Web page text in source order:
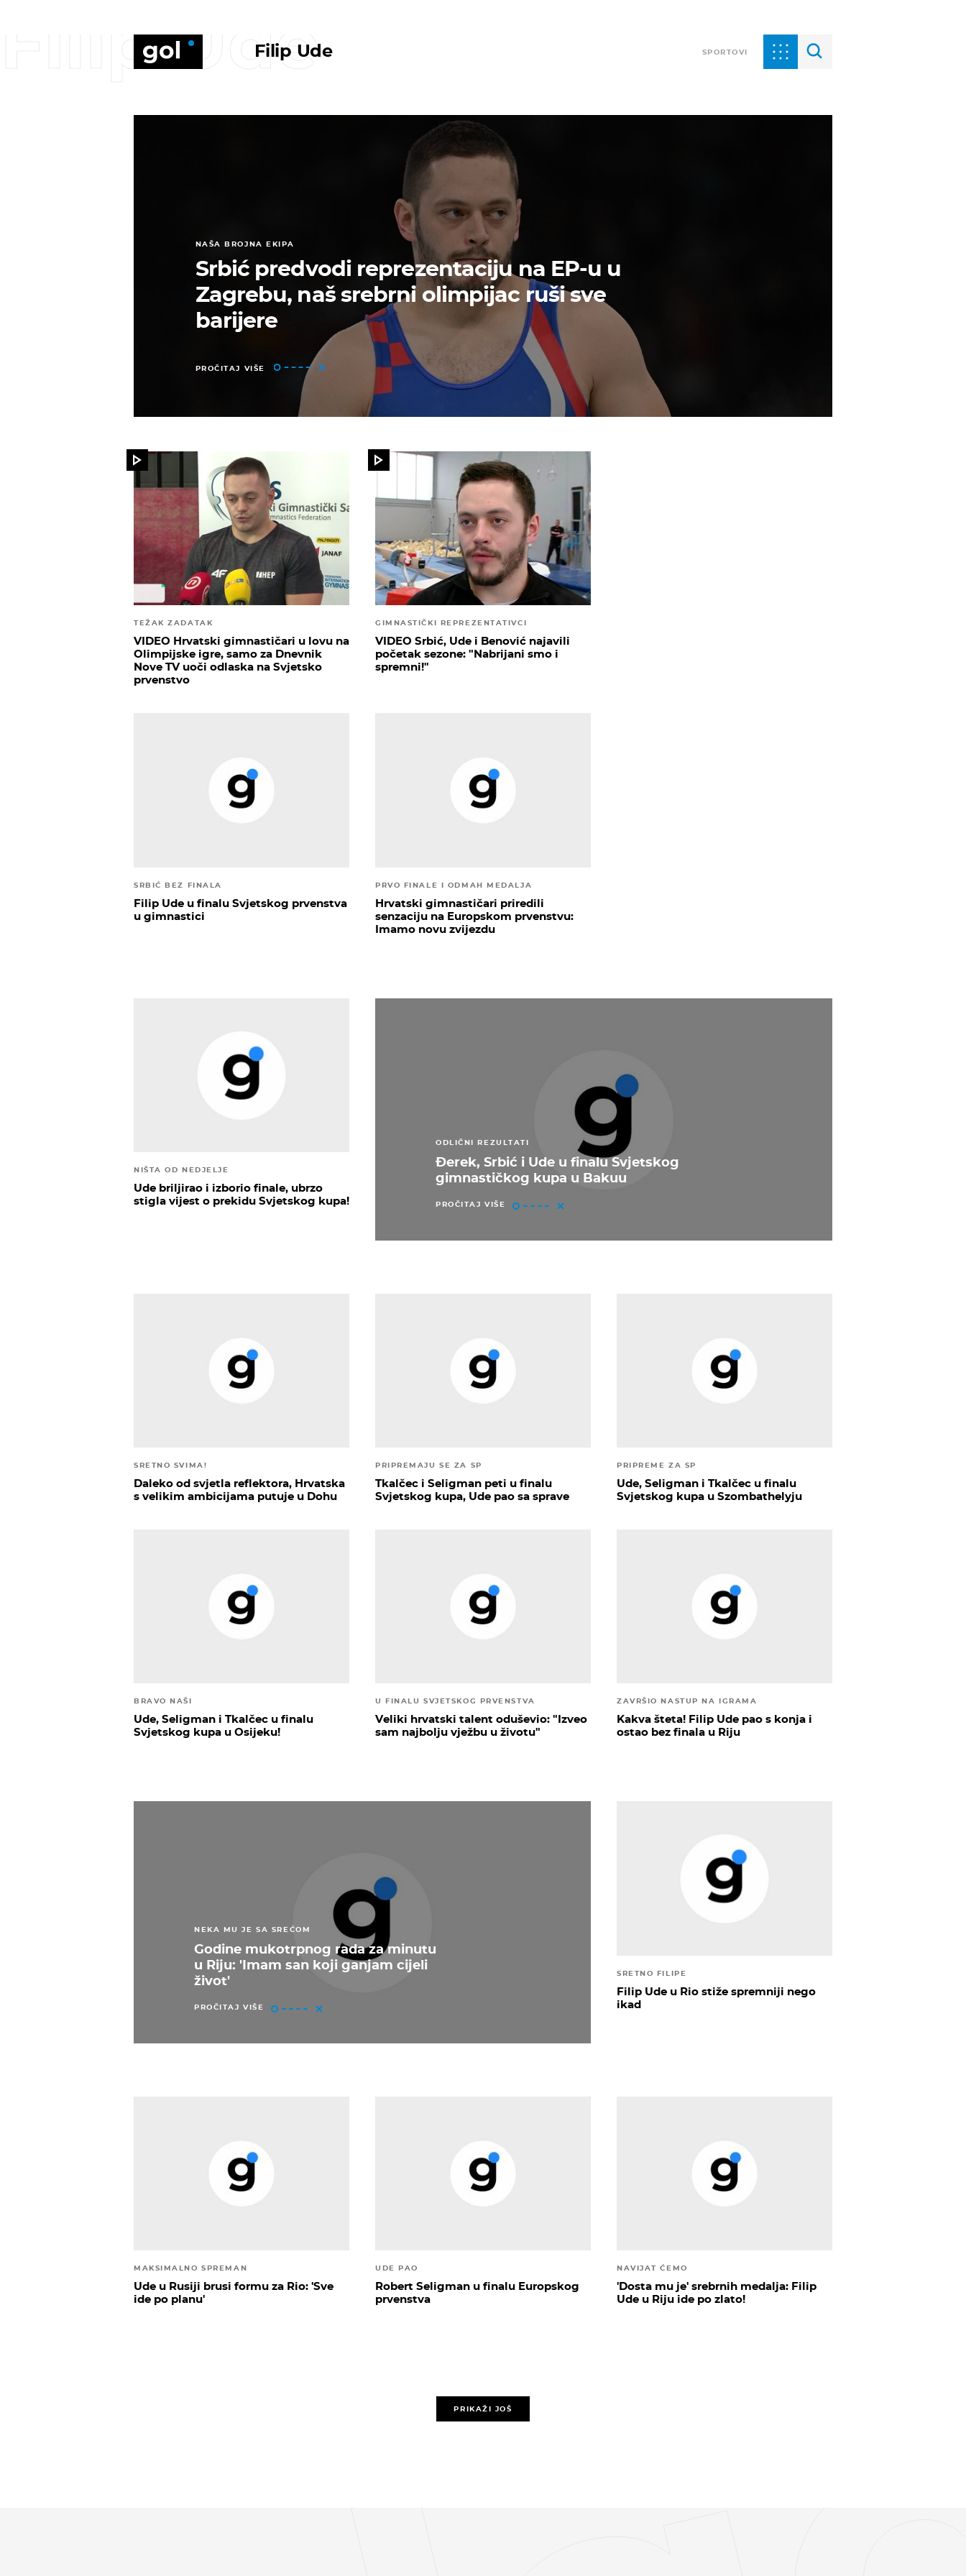
Filip Ude SPORTOVI
Filip Ude
NAŠA BROJNA EKIPA
Srbić predvodi reprezentaciju na EP-u u
Zagrebu, naš srebrni olimpijac ruši sve
barijere
PROČITAJ VIŠE
TEŽAK ZADATAK
VIDEO Hrvatski gimnastičari u lovu na
Olimpijske igre, samo za Dnevnik
Nove TV uoči odlaska na Svjetsko
prvenstvo
GIMNASTIČKI REPREZENTATIVCI
VIDEO Srbić, Ude i Benović najavili
početak sezone: "Nabrijani smo i
spremni!"
SRBIĆ BEZ FINALA
Filip Ude u finalu Svjetskog prvenstva
u gimnastici
PRVO FINALE I ODMAH MEDALJA
Hrvatski gimnastičari priredili
senzaciju na Europskom prvenstvu:
Imamo novu zvijezdu
NIŠTA OD NEDJELJE
Ude briljirao i izborio finale, ubrzo
stigla vijest o prekidu Svjetskog kupa!
ODLIČNI REZULTATI
Đerek, Srbić i Ude u finalu Svjetskog
gimnastičkog kupa u Bakuu
PROČITAJ VIŠE
SRETNO SVIMA!
Daleko od svjetla reflektora, Hrvatska
s velikim ambicijama putuje u Dohu
PRIPREMAJU SE ZA SP
Tkalčec i Seligman peti u finalu
Svjetskog kupa, Ude pao sa sprave
PRIPREME ZA SP
Ude, Seligman i Tkalčec u finalu
Svjetskog kupa u Szombathelyju
BRAVO NAŠI
Ude, Seligman i Tkalčec u finalu
Svjetskog kupa u Osijeku!
U FINALU SVJETSKOG PRVENSTVA
Veliki hrvatski talent oduševio: "Izveo
sam najbolju vježbu u životu"
ZAVRŠIO NASTUP NA IGRAMA
Kakva šteta! Filip Ude pao s konja i
ostao bez finala u Riju
NEKA MU JE SA SREĆOM
Godine mukotrpnog rada za minutu
u Riju: 'Imam san koji ganjam cijeli
život'
PROČITAJ VIŠE
SRETNO FILIPE
Filip Ude u Rio stiže spremniji nego
ikad
MAKSIMALNO SPREMAN
Ude u Rusiji brusi formu za Rio: 'Sve
ide po planu'
UDE PAO
Robert Seligman u finalu Europskog
prvenstva
NAVIJAT ĆEMO
'Dosta mu je' srebrnih medalja: Filip
Ude u Riju ide po zlato!
PRIKAŽI JOŠ